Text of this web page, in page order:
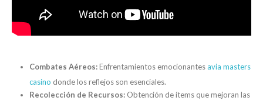
Mecánicas Clave
Combates Aéreos:Enfrentamientos emocionantesavia masters
casino donde los reflejos son esenciales.
Recolección de Recursos:Obtención de ítems que mejoran las